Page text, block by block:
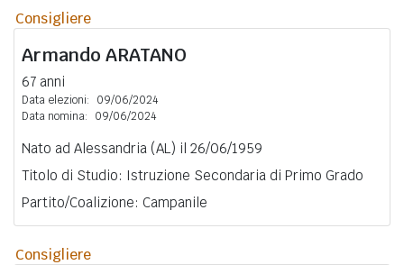
Consigliere
Armando ARATANO
67 anni
Data elezioni:
09/06/2024
Data nomina:
09/06/2024
Nato ad Alessandria (AL) il 26/06/1959
Titolo di Studio: Istruzione Secondaria di Primo Grado
Partito/Coalizione: Campanile
Consigliere